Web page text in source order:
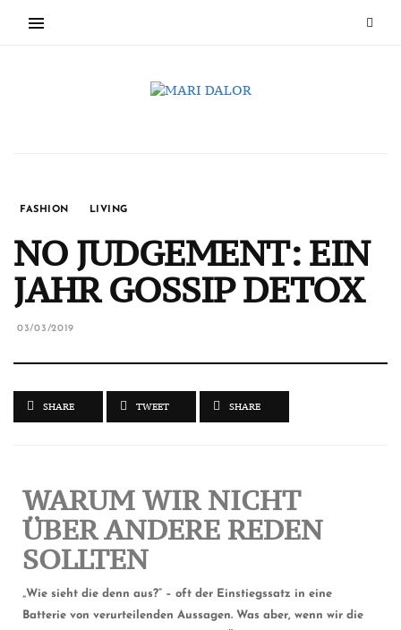
FASHION LIVING
NO JUDGEMENT: EIN
JAHR GOSSIP DETOX
03/03/2019
SHARE TWEET SHARE
WARUM WIR NICHT
ÜBER ANDERE REDEN
SOLLTEN
„Wie sieht die denn aus?“ – oft der Einstiegssatz in eine
Batterie von verurteilenden Aussagen. Was aber, wenn wir die